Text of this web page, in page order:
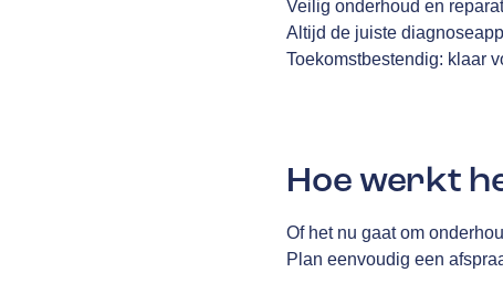
Veilig onderhoud en
Altijd de juiste
Toekomstbestendig: klaar
Hoe werkt
Of het nu gaat om
Plan eenvoudig een